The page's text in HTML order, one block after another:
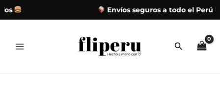
Envíos seguros a todo el Perú
contenido